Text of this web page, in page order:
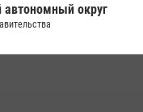
продолжаются на Ямале
округ